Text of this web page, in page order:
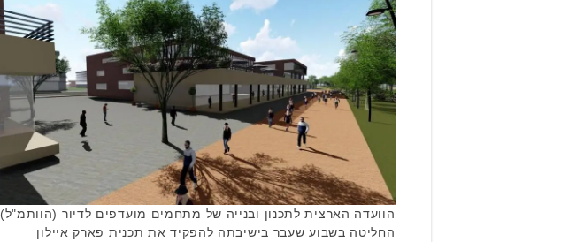
הוועדה הארצית לתכנון ובנייה של מתחמים מועדפים לדיור (הוותמ"ל)
החליטה בשבוע שעבר בישיבתה להפקיד את תכנית פארק איילון